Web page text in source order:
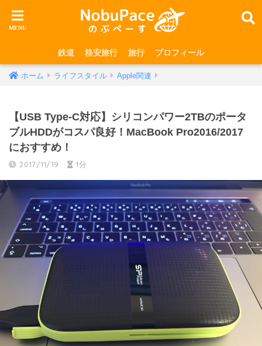
鉄道 格安旅行 旅行 プロフィール
ホーム ライフスタイル Apple関連
【USB Type-C対応】シリコンパワー2TBのポータ
ブルHDDがコスパ良好！MacBook Pro2016/2017
におすすめ！
2017/11/19 1分